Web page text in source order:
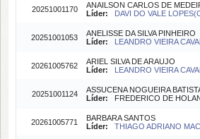
20251001170
ANAILSON CARLOS DE
Líder:
DAVI DO VALE
20251001053
ANELISSE DA SILVA PINHEIRO
Líder:
LEANDRO VIEIRA
20261005762
ARIEL SILVA DE ARAUJO
Líder:
LEANDRO VIEIRA
20251001124
ASSUCENA NOGUEIRA
Líder: FREDERICO DE
20261005771
BARBARA SANTOS
Líder:
THIAGO ADRIANO